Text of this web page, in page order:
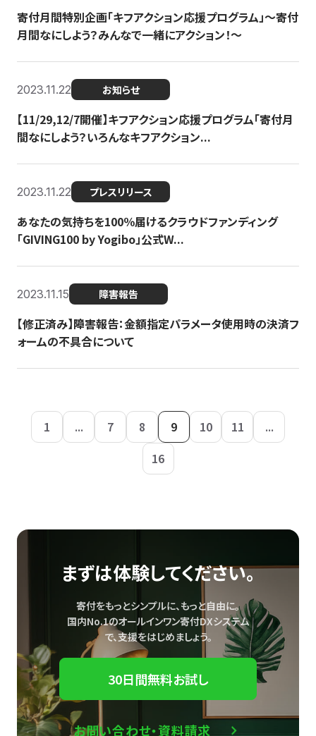
寄付月間特別企画「キフアクション応援プログラム」〜寄付
月間なにしよう？みんなで一緒にアクション！〜
2023.11.22 お知らせ
【11/29,12/7開催】キフアクション応援プログラム「寄付月
間なにしよう？いろんなキフアクション...
2023.11.22 プレスリリース
あなたの気持ちを100％届けるクラウドファンディング
「GIVING100 by Yogibo」公式W...
2023.11.15 障害報告
【修正済み】障害報告：金額指定パラメータ使用時の決済フ
ォームの不具合について
1 ... 7 8 9 10 11
...
16
まずは体験してください。
寄付をもっとシンプルに、もっと自由に。
国内No.1のオールインワン寄付DXシステム
で、支援をはじめましょう。
30日間無料お試し
お問い合わせ・資料請求